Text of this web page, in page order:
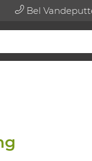
Bel